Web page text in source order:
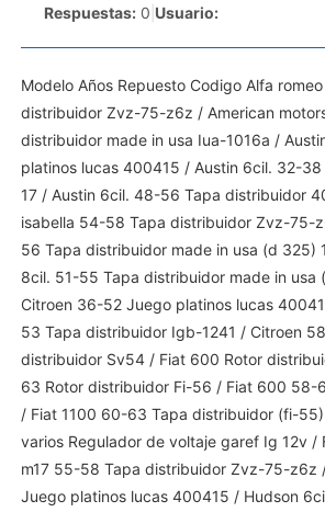
Respuestas: 0 Usuario:
Modelo Años Repuesto Codigo Alfa
distribuidor Zvz-75-z6z / American
distribuidor made in usa Iua-1016a /
platinos lucas 400415 / Austin 6cil. 32-
17 / Austin 6cil. 48-56 Tapa distribuidor
isabella 54-58 Tapa distribuidor Zvz-75-
56 Tapa distribuidor made in usa (d 325)
8cil. 51-55 Tapa distribuidor made in usa
Citroen 36-52 Juego platinos lucas
53 Tapa distribuidor Igb-1241 / Citroen
distribuidor Sv54 / Fiat 600 Rotor
63 Rotor distribuidor Fi-56 / Fiat 600 58-
/ Fiat 1100 60-63 Tapa distribuidor (fi-
varios Regulador de voltaje garef Ig 12v /
m17 55-58 Tapa distribuidor Zvz-75-z6z
Juego platinos lucas 400415 / Hudson